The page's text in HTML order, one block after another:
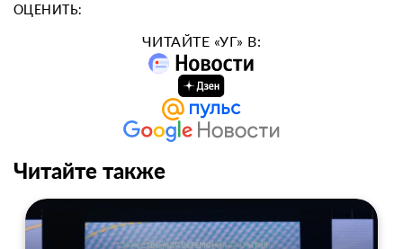
ОЦЕНИТЬ:
ЧИТАЙТЕ «УГ» В:
Читайте также